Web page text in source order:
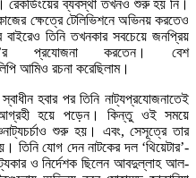
রেকর্ডিংয়ের ব্যবস্থা তখনও শুরু হয় নি।
ক্ষেত্রে টেলিভিশনে অভিনয় করতেও
তিনি তখনকার সবচেয়ে জনপ্রিয়
প্রযোজনা করতেন। বেশ
আমিও রচনা করেছিলাম।
হবার পর তিনি নাট্যপ্রযোজনাতেই
হয়ে পড়েন। কিন্তু ওই সময়ে
শুরু হয়। এবং, সেসূত্রে তার
তিনি যোগ দেন নাটকের দল ‘থিয়েটার’-
ও নির্দেশক ছিলেন আবদুল্লাহ আল-